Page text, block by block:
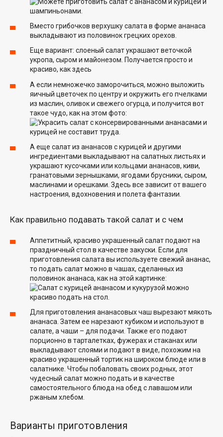
Вместо грибочков верхушку салата в форме ананаса
выкладывают из половинок грецких орехов.
Еще вариант: слоеный салат украшают веточкой
укропа, сыром и майонезом. Получается просто и
красиво, как здесь
А если немножечко заморочиться, можно выложить
яичный цветочек по центру и окружить его пчелками
из маслин, оливок и свежего огурца, и получится вот
такое чудо, как на этом фото:
А еще салат из ананасов с курицей и другими
ингредиентами выкладывают на салатных листьях и
украшают кусочками или кольцами ананасов, киви,
гранатовыми зернышками, ягодами брусники, сыром,
маслинами и орешками. Здесь все зависит от вашего
настроения, вдохновения и полета фантазии.
Как правильно подавать такой салат и с чем
Аппетитный, красиво украшенный салат подают на
праздничный стол в качестве закуски. Если для
приготовления салата вы используете свежий ананас,
то подать салат можно в чашах, сделанных из
половинок ананаса, как на этой картинке:
Для приготовления ананасовых чаш вырезают мякоть
ананаса. Затем ее нарезают кубиком и используют в
салате, а чаши – для подачи. Также его подают
порционно в тарталетках, фужерах и стаканах или
выкладывают слоями и подают в виде, похожим на
красиво украшенный тортик на широком блюде или в
салатнике. Чтобы побаловать своих родных, этот
чудесный салат можно подать и в качестве
самостоятельного блюда на обед с лавашом или
ржаным хлебом.
Варианты приготовления